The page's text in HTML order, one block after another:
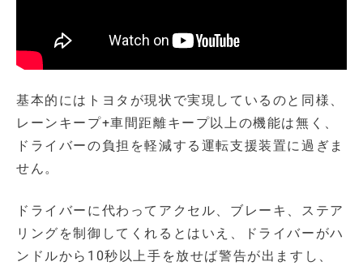
基本的にはトヨタが現状で実現しているのと同様、
レーンキープ+車間距離キープ以上の機能は無く、
ドライバーの負担を軽減する運転支援装置に過ぎま
せん。
ドライバーに代わってアクセル、ブレーキ、ステア
リングを制御してくれるとはいえ、ドライバーがハ
ンドルから10秒以上手を放せば警告が出ますし、